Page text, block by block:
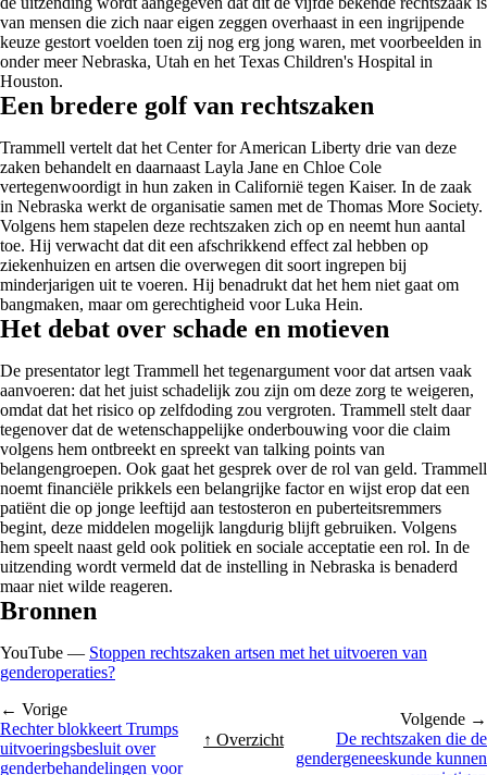
van mensen die zich naar eigen zeggen overhaast in een ingrijpende
keuze gestort voelden toen zij nog erg jong waren, met voorbeelden in
onder meer Nebraska, Utah en het Texas Children's Hospital in
Houston.
Een bredere golf van rechtszaken
Trammell vertelt dat het Center for American Liberty drie van deze
zaken behandelt en daarnaast Layla Jane en Chloe Cole
vertegenwoordigt in hun zaken in Californië tegen Kaiser. In de zaak
in Nebraska werkt de organisatie samen met de Thomas More Society.
Volgens hem stapelen deze rechtszaken zich op en neemt hun aantal
toe. Hij verwacht dat dit een afschrikkend effect zal hebben op
ziekenhuizen en artsen die overwegen dit soort ingrepen bij
minderjarigen uit te voeren. Hij benadrukt dat het hem niet gaat om
bangmaken, maar om gerechtigheid voor Luka Hein.
Het debat over schade en motieven
De presentator legt Trammell het tegenargument voor dat artsen vaak
aanvoeren: dat het juist schadelijk zou zijn om deze zorg te weigeren,
omdat dat het risico op zelfdoding zou vergroten. Trammell stelt daar
tegenover dat de wetenschappelijke onderbouwing voor die claim
volgens hem ontbreekt en spreekt van talking points van
belangengroepen. Ook gaat het gesprek over de rol van geld. Trammell
noemt financiële prikkels een belangrijke factor en wijst erop dat een
patiënt die op jonge leeftijd aan testosteron en puberteitsremmers
begint, deze middelen mogelijk langdurig blijft gebruiken. Volgens
hem speelt naast geld ook politiek en sociale acceptatie een rol. In de
uitzending wordt vermeld dat de instelling in Nebraska is benaderd
maar niet wilde reageren.
Bronnen
YouTube — Stoppen rechtszaken artsen met het uitvoeren van
genderoperaties?
← Vorige
Rechter blokkeert Trumps
uitvoeringsbesluit over
genderbehandelingen voor
↑ Overzicht
Volgende →
De rechtszaken die de
gendergeneeskunde kunnen